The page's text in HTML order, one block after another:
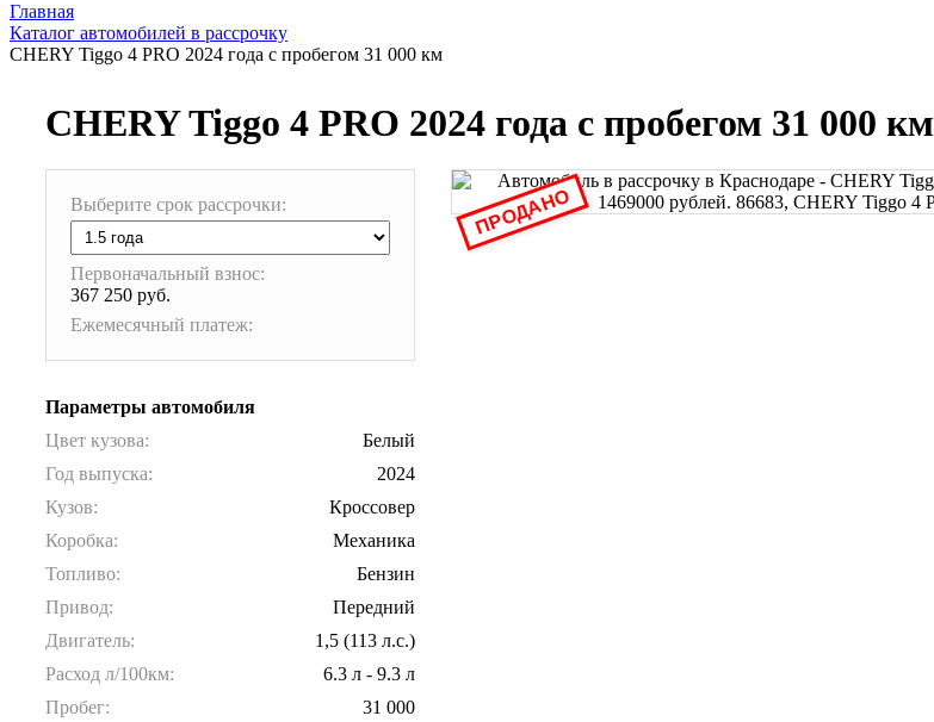
Главная
Каталог автомобилей в рассрочку
CHERY Tiggo 4 PRO 2024 года с пробегом 31 000 км
CHERY Tiggo 4 PRO 2024 года с пробегом 31 000 км
Выберите срок рассрочки:
Первоначальный взнос:
367 250 руб.
Ежемесячный платеж:
Параметры автомобиля
Цвет кузова:
Белый
Год выпуска:
2024
Кузов:
Кроссовер
Коробка:
Механика
Топливо:
Бензин
Привод:
Передний
Двигатель:
1,5 (113 л.с.)
Расход л/100км:
6.3 л - 9.3 л
Пробег:
31 000
ПРОДАНО